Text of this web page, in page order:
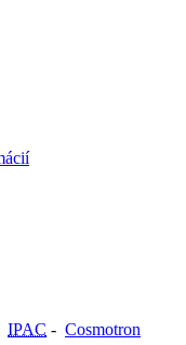
IPAC - Cosmotron